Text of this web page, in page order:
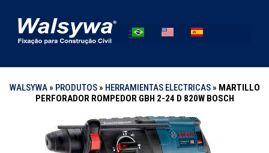
WALSYWA» PRODUTOS» HERRAMIENTAS ELECTRICAS» MARTILLO
PERFORADOR ROMPEDOR GBH 2-24 D 820W BOSCH